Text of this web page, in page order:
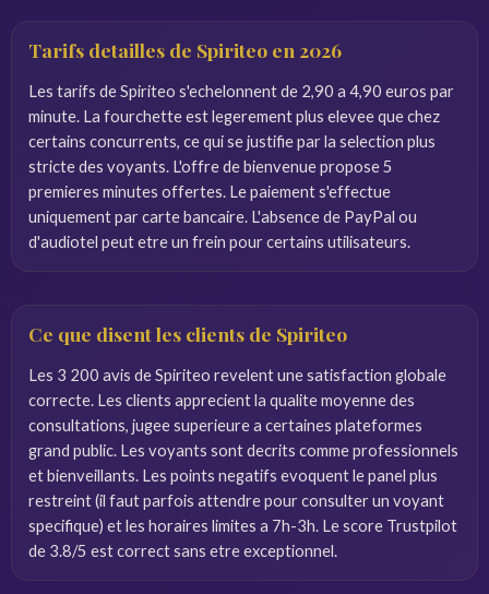
Tarifs detailles de Spiriteo en 2026
Les tarifs de Spiriteo s'echelonnent de 2,90 a 4,90 euros par
minute. La fourchette est legerement plus elevee que chez
certains concurrents, ce qui se justifie par la selection plus
stricte des voyants. L'offre de bienvenue propose 5
premieres minutes offertes. Le paiement s'effectue
uniquement par carte bancaire. L'absence de PayPal ou
d'audiotel peut etre un frein pour certains utilisateurs.
Ce que disent les clients de Spiriteo
Les 3 200 avis de Spiriteo revelent une satisfaction globale
correcte. Les clients apprecient la qualite moyenne des
consultations, jugee superieure a certaines plateformes
grand public. Les voyants sont decrits comme professionnels
et bienveillants. Les points negatifs evoquent le panel plus
restreint (il faut parfois attendre pour consulter un voyant
specifique) et les horaires limites a 7h-3h. Le score Trustpilot
de 3.8/5 est correct sans etre exceptionnel.